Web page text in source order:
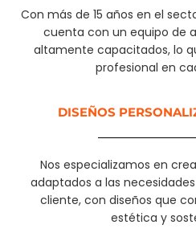
Con más de 15 años en el
cuenta con un equipo de
altamente capacitados, lo
profesional en
DISEÑOS
Nos especializamos en
adaptados a las
cliente, con diseños que
estética y